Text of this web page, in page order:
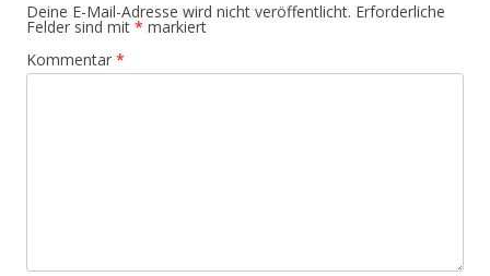
Deine E-Mail-Adresse wird nicht veröffentlicht. Erforderliche
Felder sind mit * markiert
Kommentar *